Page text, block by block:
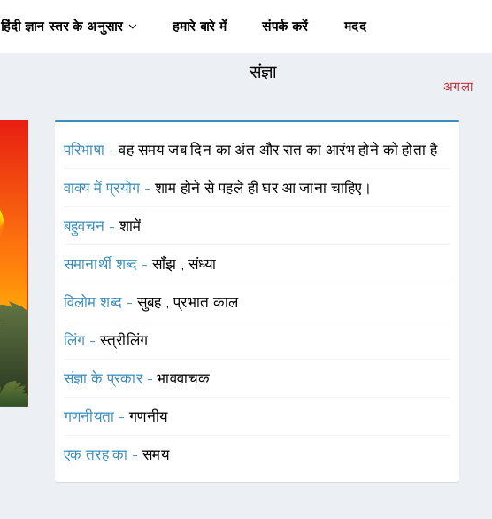
हिंदी ज्ञान स्तर के अनुसार हमारे बारे में संपर्क करें मदद
संज्ञा
अगला
परिभाषा -वह समय जब दिन का अंत और रात का आरंभ होने को होता है
वाक्य में प्रयोग -शाम होने से पहले ही घर आ जाना चाहिए।
बहुवचन -शामें
समानार्थी शब्द -साँझ ,संध्या
विलोम शब्द -सुबह ,प्रभात काल
लिंग -स्त्रीलिंग
संज्ञा के प्रकार -भाववाचक
गणनीयता -गणनीय
एक तरह का -समय